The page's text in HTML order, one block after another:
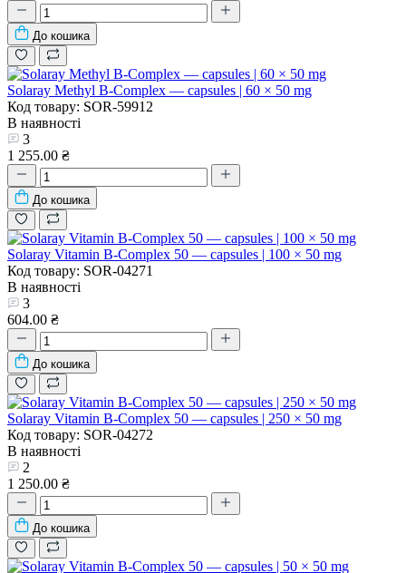
До кошика
Solaray Methyl B-Complex — capsules | 60 × 50 mg
Код товару: SOR-59912
В наявності
3
1 255.00 ₴
До кошика
Solaray Vitamin B-Complex 50 — capsules | 100 × 50 mg
Код товару: SOR-04271
В наявності
3
604.00 ₴
До кошика
Solaray Vitamin B-Complex 50 — capsules | 250 × 50 mg
Код товару: SOR-04272
В наявності
2
1 250.00 ₴
До кошика